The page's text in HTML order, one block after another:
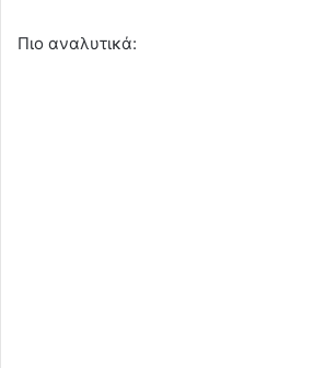
Πιο αναλυτικά: